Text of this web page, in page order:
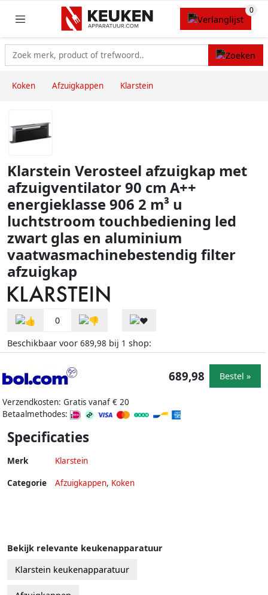
Koken Afzuigkappen Klarstein
Klarstein Verosteel afzuigkap met
afzuigventilator 90 cm A++
energieklasse 906 2 m³ u
luchtstroom touchbediening led
zwart glas en aluminium
vaatwasmachinebestendig filter
afzuigkap
0
Beschikbaar voor 689,98 bij 1 shop:
Verzendkosten: Gratis vanaf € 20
Betaalmethodes:
689,98 Bestel »
Specificaties
Merk Klarstein
Categorie Afzuigkappen, Koken
Bekijk relevante keukenapparatuur
Klarstein keukenapparatuur